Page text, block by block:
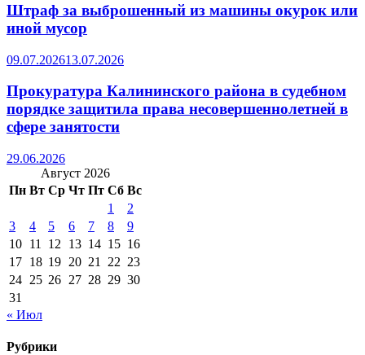
Штраф за выброшенный из машины окурок или
иной мусор
09.07.202613.07.2026
Прокуратура Калининского района в судебном
порядке защитила права несовершеннолетней в
сфере занятости
29.06.2026
Август 2026
Пн Вт Ср Чт Пт Сб Вс
1
2
3
4 5 6 7 8
9
10 11 12 13 14 15 16
17 18 19 20 21 22 23
24 25 26 27 28 29 30
31
« Июл
Рубрики